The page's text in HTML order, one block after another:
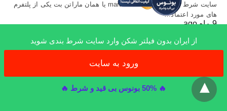
سایت شرط بندی خارجی marathonbet یا همان ماراتن بت یکی از پلتفرم
های مورد اعتماد…
9 ماه ago
All Rights Reserved
از ایران بدون فیلتر شکن وارد سایت شرط بندی شوید
ورود به سایت
🔥 50% بونوس بی قید و شرط 🔥